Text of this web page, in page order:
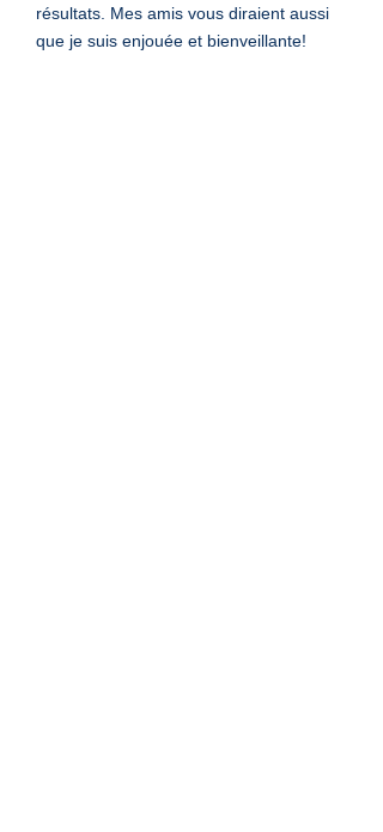
résultats. Mes amis vous diraient aussi
que je suis enjouée et bienveillante!